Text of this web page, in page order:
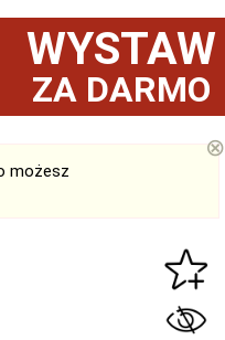
WYSTAW
ZA DARMO
możesz
⊗